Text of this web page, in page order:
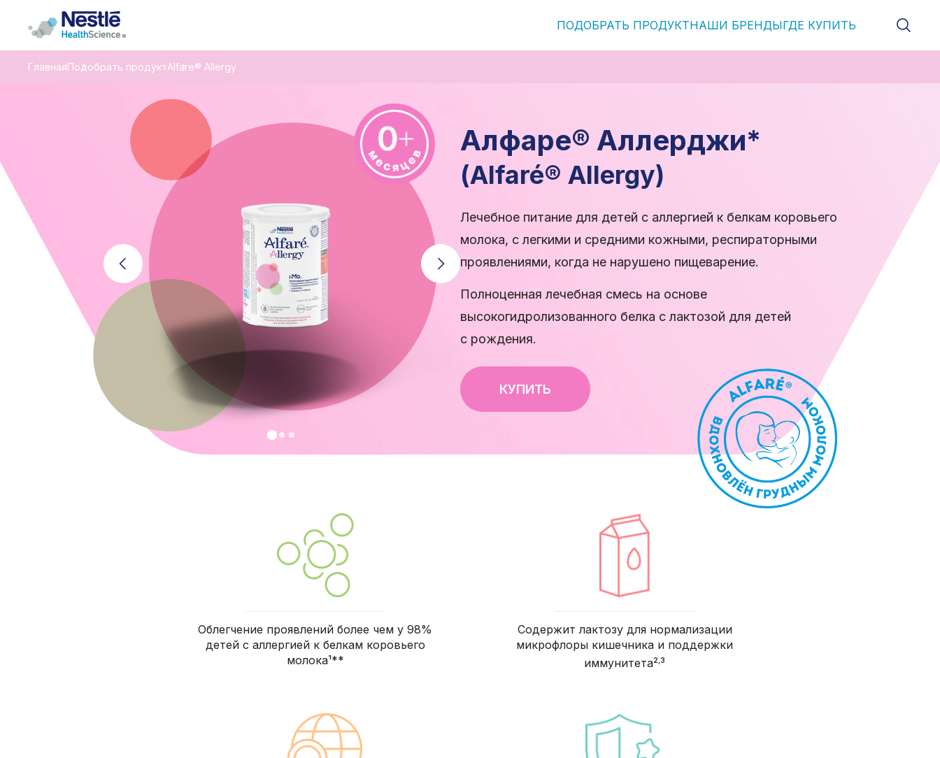
ПОДОБРАТЬ ПРОДУКТНАШИ БРЕНДЫГДЕ КУПИТЬ
ГлавнаяПодобрать продуктAlfare® Allergy
Алфаре® Аллерджи*
(Alfaré® Allergy)
Лечебное питание для детей с аллергией к белкам коровьего
молока, с легкими и средними кожными, респираторными
проявлениями, когда не нарушено пищеварение.
Полноценная лечебная смесь на основе
высокогидролизованного белка с лактозой для детей
с рождения.
КУПИТЬ
Облегчение проявлений более чем у 98%
детей с аллергией к белкам коровьего
молока¹**
Содержит лактозу для нормализации
микрофлоры кишечника и поддержки
иммунитета2,3